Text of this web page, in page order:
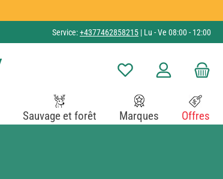
Service:+4377462858215 | Lu - Ve 08:00 - 12:00
Vous avez 0 articles dans
Sauvage et forêt Marques Offres